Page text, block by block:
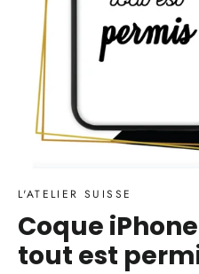
L'ATELIER SUISSE
Coque
tout est